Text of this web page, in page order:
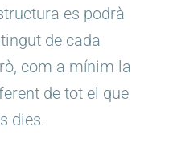
es podrà
de cada
com a mínim la
de tot el que
dies.